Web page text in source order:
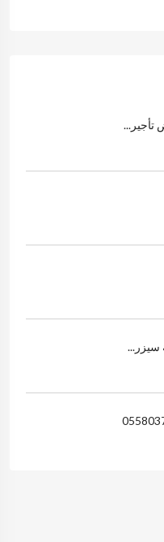
تأجير...
سيزر...